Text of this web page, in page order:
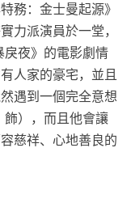
務：金士曼起源》
力派演員於一堂，
夜》的電影劇情
人家的豪宅，並且
遇到一個完全意想
），而且他會讓
慈祥、心地善良的